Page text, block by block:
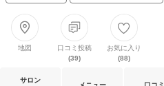
地図
口コミ投稿
(39)
お気に入り
(88)
サロン